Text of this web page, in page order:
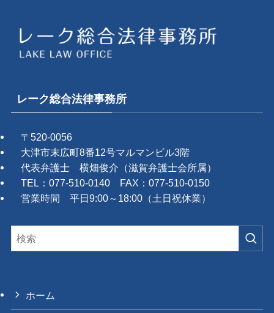
レーク総合法律事務所
〒520-0056
大津市末広町8番12号マルマンビル3階
代表弁護士 横畑俊介（滋賀弁護士会所属）
TEL：077-510-0140 FAX：077-510-0150
営業時間 平日9:00～18:00（土日祝休業）
ホーム